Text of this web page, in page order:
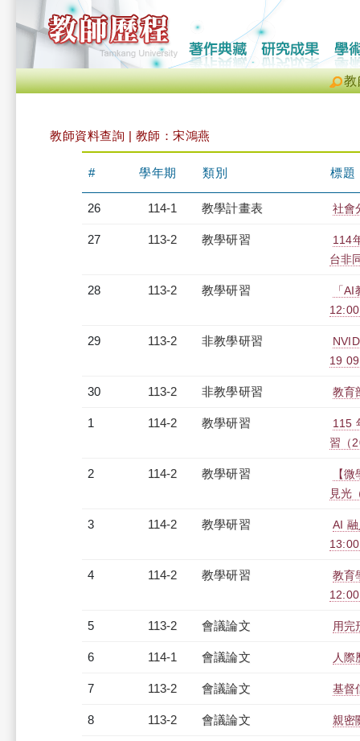
教
教師資料查詢 | 教師：宋鴻燕
# 學年期 類別 標題
26 114-1 教學計畫表 社會
27 113-2 教學研習
114
台非
28 113-2 教學研習
「
29 113-2 非教學研習
19
30 113-2 非教學研習 教育
1 114-2 教學研習
115
習（
2 114-2 教學研習
【
見光
3 114-2 教學研習
AI
4 114-2 教學研習
教育
5 113-2 會議論文 用完
6 114-1 會議論文 人
7 113-2 會議論文 基督
8 113-2 會議論文 親密